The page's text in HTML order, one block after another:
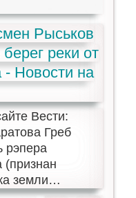
Рыськов
реки от
Новости на
Вести:
Греб
рэпера
земли…